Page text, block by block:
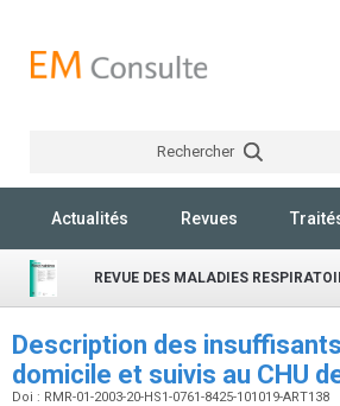
Rechercher
Actualités Revues
REVUE DES MALADIES
Description des
domicile et suivis au CHU
Doi : RMR-01-2003-20-HS1-0761-8425-101019-ART138